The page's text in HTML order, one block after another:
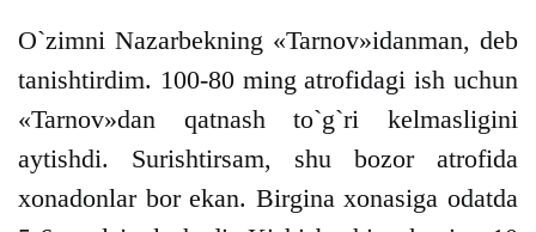
O`zimni Nazarbekning «Tarnov»idanman, deb
tanishtirdim. 100-80 ming atrofidagi ish uchun
«Tarnov»dan qatnash to`g`ri kelmasligini
aytishdi. Surishtirsam, shu bozor atrofida
xonadonlar bor ekan. Birgina xonasiga odatda